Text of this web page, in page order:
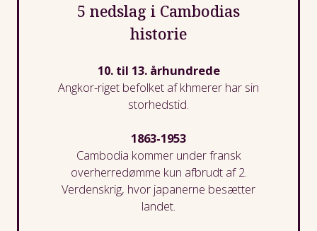
5 nedslag i Cambodias
historie
10. til 13. århundrede
Angkor-riget befolket af khmerer har sin
storhedstid.
1863-1953
Cambodia kommer under fransk
overherredømme kun afbrudt af 2.
Verdenskrig, hvor japanerne besætter
landet.